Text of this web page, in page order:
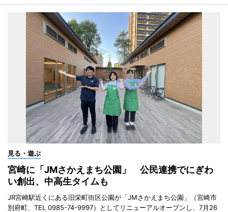
見る・遊ぶ
宮崎に「JMさかえまち公園」 公民連携でにぎわ
い創出、中高生タイムも
JR宮崎駅近くにある旧栄町街区公園が「JMさかえまち公園」（宮崎市
別府町、TEL 0985-74-9997）としてリニューアルオープンし、7月26